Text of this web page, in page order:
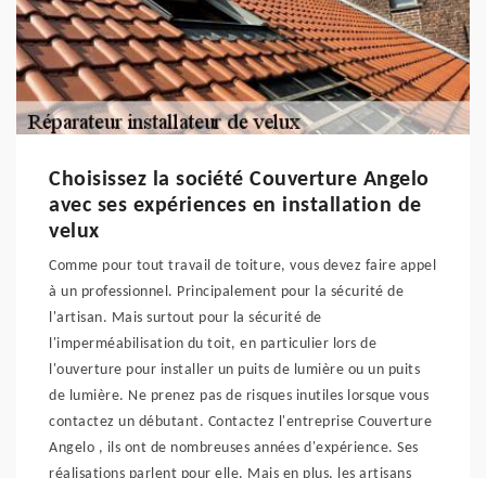
Choisissez la société Couverture Angelo
avec ses expériences en installation de
velux
Comme pour tout travail de toiture, vous devez faire appel
à un professionnel. Principalement pour la sécurité de
l'artisan. Mais surtout pour la sécurité de
l'imperméabilisation du toit, en particulier lors de
l'ouverture pour installer un puits de lumière ou un puits
de lumière. Ne prenez pas de risques inutiles lorsque vous
contactez un débutant. Contactez l'entreprise Couverture
Angelo , ils ont de nombreuses années d'expérience. Ses
réalisations parlent pour elle. Mais en plus, les artisans